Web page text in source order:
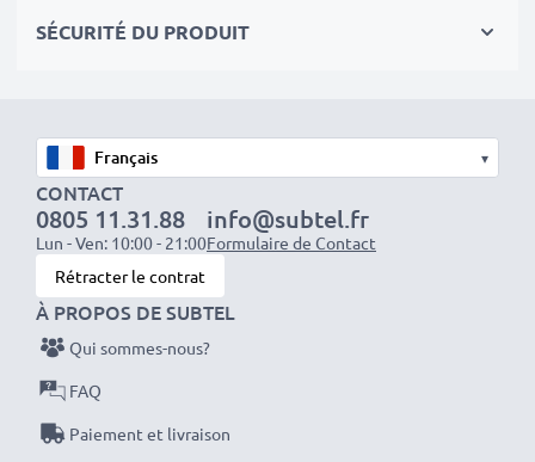
mais aussi de réduire votre empreinte écologique
Optez pour CELLONIC et ne faites aucun compromis
sur la qualité. Passez votre commande dès maintenant
!
SÉCURITÉ DU PRODUIT
▾
CONTACT
0805 11.31.88
Lun - Ven: 10:00 - 21:00
info@subtel.fr
Formulaire de Contact
Rétracter le contrat
À PROPOS DE SUBTEL
Qui sommes-nous?
FAQ
Paiement et livraison